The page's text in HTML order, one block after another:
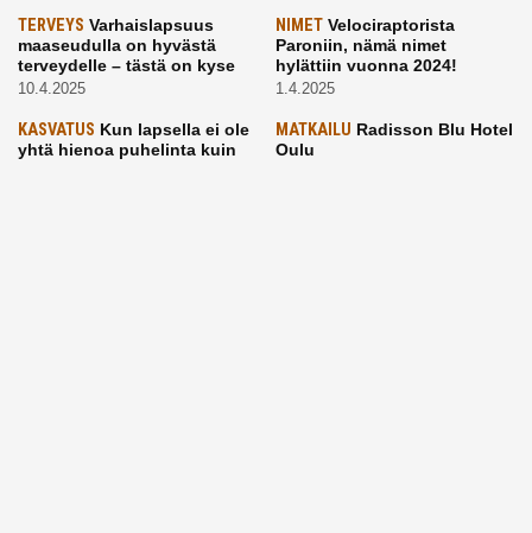
TERVEYS Varhaislapsuus
maaseudulla on hyvästä
terveydelle – tästä on kyse
10.4.2025
NIMETVelociraptorista
Paroniin, nämä nimet
hylättiin vuonna 2024!
1.4.2025
KASVATUS Kun lapsella ei ole
yhtä hienoa puhelinta kuin
MATKAILU Radisson Blu Hotel
Oulu